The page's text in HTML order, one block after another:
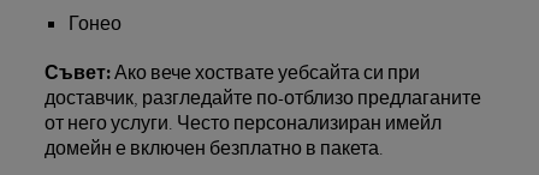
Гонео
Съвет:Ако вече хоствате уебсайта си при
доставчик, разгледайте по-отблизо предлаганите
от него услуги. Често персонализиран имейл
домейн е включен безплатно в пакета.